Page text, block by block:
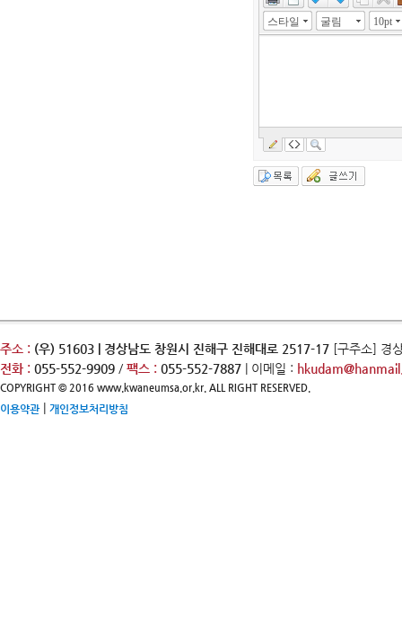
스타일 굴림 10pt
주소 : (우) 51603 | 경상남도 창원시 진해구 진해대로 2517-17 [구주소] 경
전화 : 055-552-9909 / 팩스 : 055-552-7887 | 이메일 :
COPYRIGHT © 2016 www.kwaneumsa.or.kr. ALL RIGHT RESERVED.
이용약관| 개인정보처리방침